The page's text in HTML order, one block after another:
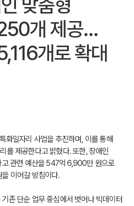
맞춤형
개 제공…
개로 확대
화일자리 사업을 추진하며, 이를 통해
를 제공한다고 밝혔다. 또한, 장애인
고 관련 예산을 547억 6,900만 원으로
이어갈 방침이다.
존 단순 업무 중심에서 벗어나 빅데이터